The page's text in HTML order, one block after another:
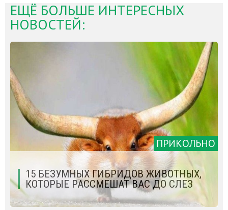
ЕЩЁ БОЛЬШЕ ИНТЕРЕСНЫХ
НОВОСТЕЙ:
ПРИКОЛЬНО
15 БЕЗУМНЫХ ГИБРИДОВ ЖИВОТНЫХ,
КОТОРЫЕ РАССМЕШАТ ВАС ДО СЛЕЗ